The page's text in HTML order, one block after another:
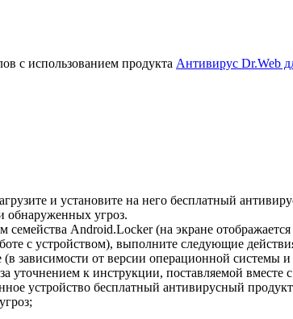
с использованием продукта Антивирус Dr.Web
и установите на него бесплатный
обнаруженных угроз.
Android.Locker (на экране
с устройством), выполните следующие
зависимости от версии операционной системы
уточнением к инструкции, поставляемой
устройство бесплатный антивирусный продукт